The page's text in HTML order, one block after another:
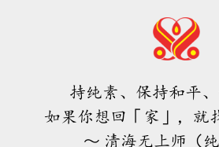
22:27
伊斯兰的水
智慧之语
持纯素、保持和平、
如果你想回「家」，就
～ 清海无上师（纯